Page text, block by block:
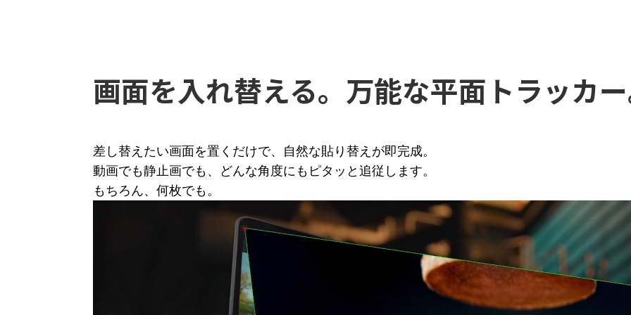
画面を入れ替える。万能な平面トラッカ
差し替えたい画面を置くだけで、自然な貼り替えが即完成。
動画でも静止画でも、どんな角度にもピタッと追従します。
もちろん、何枚でも。